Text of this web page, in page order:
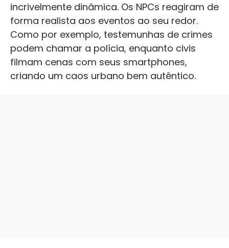
incrivelmente dinâmica. Os NPCs reagiram de
forma realista aos eventos ao seu redor.
Como por exemplo, testemunhas de crimes
podem chamar a polícia, enquanto civis
filmam cenas com seus smartphones,
criando um caos urbano bem autêntico.